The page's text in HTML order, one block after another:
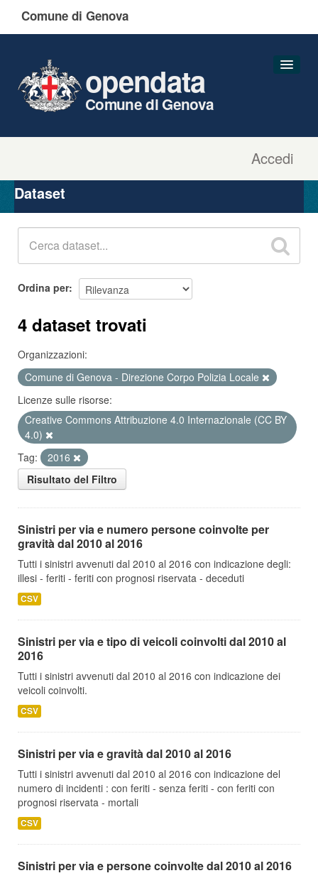
Comune di Genova
Accedi
opendata
Comune di Genova
Organizzazioni
Gruppi
Dataset
Ordina per
4 dataset trovati
Organizzazioni:
Comune di Genova - Direzione Corpo Polizia Locale
Licenze sulle risorse:
Creative Commons Attribuzione 4.0 Internazionale (CC BY
4.0)
Tag:
2016
Risultato del Filtro
Sinistri per via e numero persone coinvolte per
gravità dal 2010 al 2016
Tutti i sinistri avvenuti dal 2010 al 2016 con indicazione degli:
illesi - feriti - feriti con prognosi riservata - deceduti
CSV
Sinistri per via e tipo di veicoli coinvolti dal 2010 al
2016
Tutti i sinistri avvenuti dal 2010 al 2016 con indicazione dei
veicoli coinvolti.
CSV
Sinistri per via e gravità dal 2010 al 2016
Tutti i sinistri avvenuti dal 2010 al 2016 con indicazione del
numero di incidenti : con feriti - senza feriti - con feriti con
prognosi riservata - mortali
CSV
Sinistri per via e persone coinvolte dal 2010 al 2016